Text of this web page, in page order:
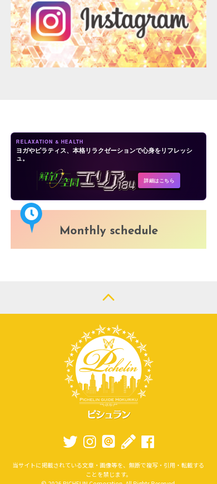
RELAXATION & HEALTH
ヨガやピラティス、本格リラクゼーションで心身をリフレッシ
ュ。
詳細はこちら
Monthly schedule
当サイトに掲載されている文章・画像等を、無断で複写・引用・転載する
ことを禁じます。